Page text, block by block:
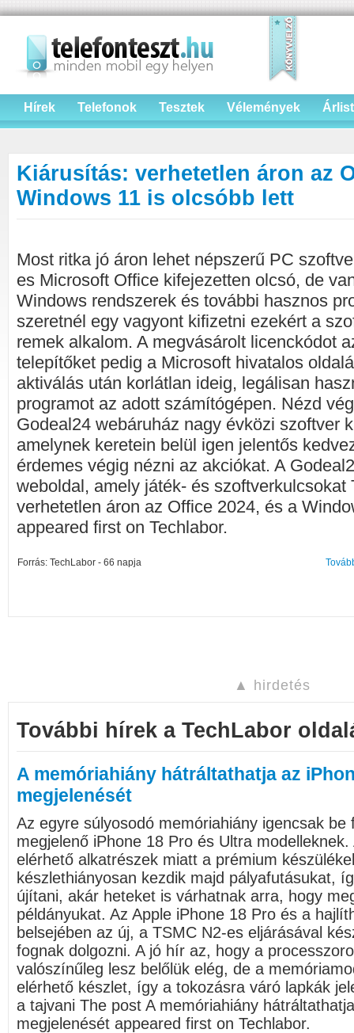
Hírek Telefonok Tesztek Vélemények
Kiárusítás: verhetetlen áron az
Windows 11 is olcsóbb lett
Most ritka jó áron lehet népszerű PC
es Microsoft Office kifejezetten olcsó, de
Windows rendszerek és további hasznos
szeretnél egy vagyont kifizetni ezekért a
remek alkalom. A megvásárolt licenckódot
telepítőket pedig a Microsoft hivatalos
aktiválás után korlátlan ideig, legálisan
programot az adott számítógépen. Nézd
Godeal24 webáruház nagy évközi szoftver
amelynek keretein belül igen jelentős
érdemes végig nézni az akciókat. A
weboldal, amely játék- és szoftverkulcsokat
verhetetlen áron az Office 2024, és a
appeared first on Techlabor.
Forrás: TechLabor - 66 napja
▲ hirdetés
További hírek a TechLabor
A memóriahiány hátráltathatja az
megjelenését
Az egyre súlyosodó memóriahiány igencsak be
megjelenő iPhone 18 Pro és Ultra
elérhető alkatrészek miatt a prémium
készlethiányosan kezdik majd pályafutásukat,
újítani, akár heteket is várhatnak arra, hogy
példányukat. Az Apple iPhone 18 Pro és a
belsejében az új, a TSMC N2-es eljárásával
fognak dolgozni. A jó hír az, hogy a
valószínűleg lesz belőlük elég, de a
elérhető készlet, így a tokozásra váró lapkák
a tajvani The post A memóriahiány
megjelenését appeared first on Techlabor.